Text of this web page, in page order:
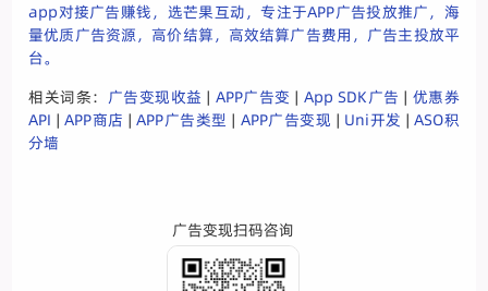
app对接广告赚钱，选芒果互动，专注于APP广告投放推广，海
量优质广告资源，高价结算，高效结算广告费用，广告主投放平
台。
相关词条： 广告变现收益 | APP广告变 | App SDK广告 | 优惠券
API |APP商店 |APP广告类型 | APP广告变现 | Uni开发 |ASO积
分墙
广告变现扫码咨询